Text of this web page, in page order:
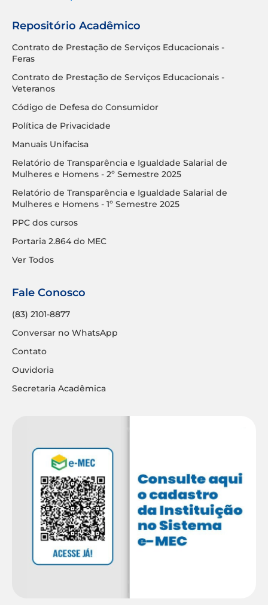
Repositório Acadêmico
Contrato de Prestação de Serviços Educacionais -
Feras
Contrato de Prestação de Serviços Educacionais -
Veteranos
Código de Defesa do Consumidor
Política de Privacidade
Manuais Unifacisa
Relatório de Transparência e Igualdade Salarial de
Mulheres e Homens - 2º Semestre 2025
Relatório de Transparência e Igualdade Salarial de
Mulheres e Homens - 1º Semestre 2025
PPC dos cursos
Portaria 2.864 do MEC
Ver Todos
Fale Conosco
(83) 2101-8877
Conversar no WhatsApp
Contato
Ouvidoria
Secretaria Acadêmica